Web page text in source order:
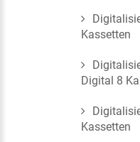
Kassetten
Digital 8
Kassetten